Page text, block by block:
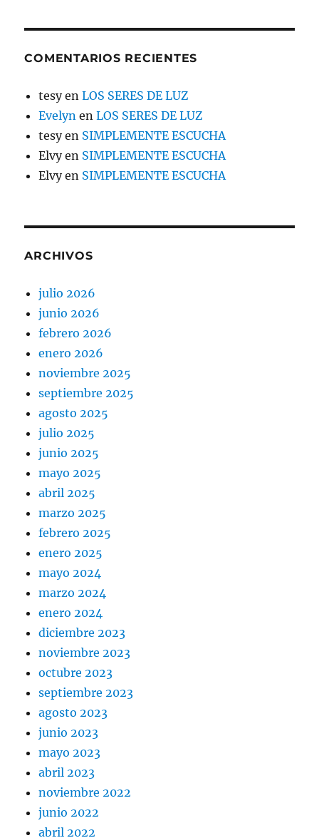
COMENTARIOS RECIENTES
tesyenLOS SERES DE LUZ
Evelyn enLOS SERES DE LUZ
tesyen SIMPLEMENTE ESCUCHA
Elvyen SIMPLEMENTE ESCUCHA
Elvyen SIMPLEMENTE ESCUCHA
ARCHIVOS
julio 2026
junio 2026
febrero 2026
enero 2026
noviembre 2025
septiembre 2025
agosto 2025
julio 2025
junio 2025
mayo 2025
abril 2025
marzo 2025
febrero 2025
enero 2025
mayo 2024
marzo 2024
enero 2024
diciembre 2023
noviembre 2023
octubre 2023
septiembre 2023
agosto 2023
junio 2023
mayo 2023
abril 2023
noviembre 2022
junio 2022
abril 2022